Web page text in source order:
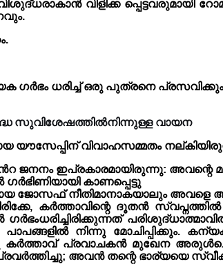
വിളിക്ക
ധരിച്ച് ഒരു പുത്രനെ
സുവിശേഷത്തിൽനിന്നുള്ള വായന
യൗസേപ്പിന് വിവാഹസമ്മതം
ജനനം ഇപ്രകാരമായിരുന്നു: അവന്റെ
കാണപ്പെട്ടു
ജോസഫ് നീതിമാനാകയാലും അവളെ
കർത്താവിന്റെ ദൂതൻ
ഗർഭംധരിച്ചിരിക്കുന്നത്
നിന്നു മോചിപ്പിക്കും.
കർത്താവ് പ്രവാചകൻ മുഖേന
അവൻ തന്റെ ഭാര്യയെ